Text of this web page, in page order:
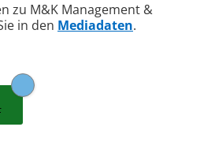
zu M&K Management &
in den Mediadaten.